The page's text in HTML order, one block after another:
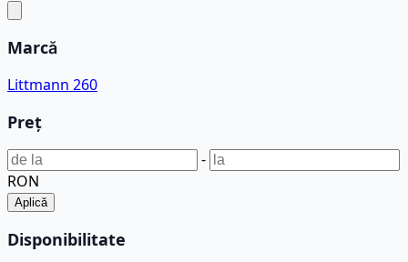
Marcă
Littmann 260
Preț
-
RON
Aplică
Disponibilitate